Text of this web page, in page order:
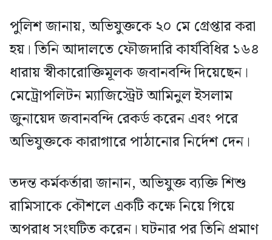
পুলিশ জানায়, অভিযুক্তকে ২০ মে গ্রেপ্তার করা
হয়। তিনি আদালতে ফৌজদারি কার্যবিধির ১৬৪
ধারায় স্বীকারোক্তিমূলক জবানবন্দি দিয়েছেন।
মেট্রোপলিটন ম্যাজিস্ট্রেট আমিনুল ইসলাম
জুনায়েদ জবানবন্দি রেকর্ড করেন এবং পরে
অভিযুক্তকে কারাগারে পাঠানোর নির্দেশ দেন।
তদন্ত কর্মকর্তারা জানান, অভিযুক্ত ব্যক্তি শিশু
রামিসাকে কৌশলে একটি কক্ষে নিয়ে গিয়ে
অপরাধ সংঘটিত করেন। ঘটনার পর তিনি প্রমাণ